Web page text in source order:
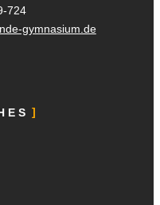
724
gymnasium.de